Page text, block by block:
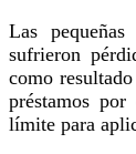
Las
sufrieron
como
préstamos por
límite para